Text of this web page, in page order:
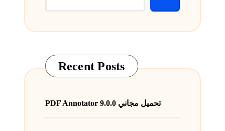
Recent Posts
PDF Annotator 9.0.0 تحميل مجاني